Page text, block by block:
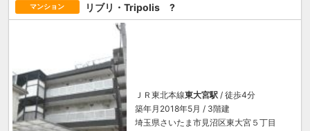
マンション リブリ・Tripolis ?
ＪＲ東北本線東大宮駅 / 徒歩4分
築年月2018年5月 / 3階建
埼玉県さいたま市見沼区東大宮５丁目